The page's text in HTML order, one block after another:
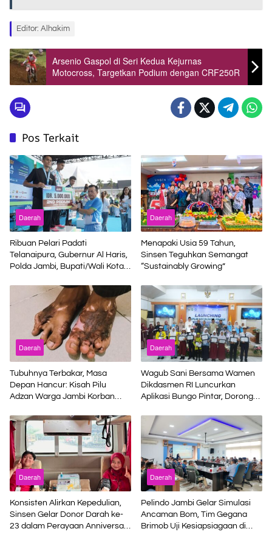
Editor: Alhakim
Arsenio Gaspol di Seri Kedua Kejurnas
Motocross, Targetkan Podium dengan CRF250R
Pos Terkait
Daerah
Ribuan Pelari Padati
Telanaipura, Gubernur Al Haris,
Polda Jambi, Bupati/Wali Kota
Daerah
Menapaki Usia 59 Tahun,
Sinsen Teguhkan Semangat
“Sustainably Growing”
Daerah
Tubuhnya Terbakar, Masa
Depan Hancur: Kisah Pilu
Adzan Warga Jambi Korban
Daerah
Wagub Sani Bersama Wamen
Dikdasmen RI Luncurkan
Aplikasi Bungo Pintar, Dorong
di Jambi
Daerah
Konsisten Alirkan Kepedulian,
Sinsen Gelar Donor Darah ke-
23 dalam Perayaan Anniversary
Daerah
Pelindo Jambi Gelar Simulasi
Ancaman Bom, Tim Gegana
Brimob Uji Kesiapsiagaan di